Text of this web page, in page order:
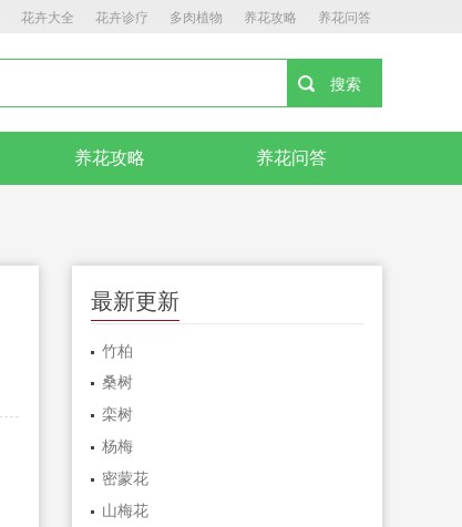
花卉大全 花卉诊疗 多肉植物 养花攻略 养花问答
养花攻略 养花问答
最新更新
竹柏
桑树
栾树
杨梅
密蒙花
山梅花